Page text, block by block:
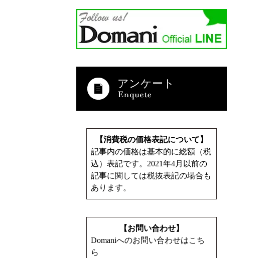
アンケート
【消費税の価格表記について】
記事内の価格は基本的に総額（税
込）表記です。2021年4月以前の
記事に関しては税抜表記の場合も
あります。
【お問い合わせ】
Domaniへのお問い合わせはこち
ら